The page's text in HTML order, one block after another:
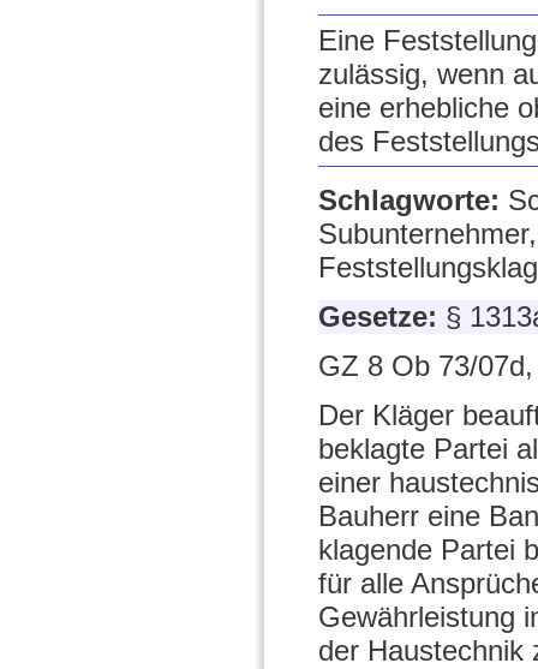
Eine
zulässig, wenn
eine erhebliche
des
Schlagworte:
Gesetze: §
GZ 8 Ob 73/
Der Kläger
beklagte Partei
einer
Bauherr eine
klagende Partei
für alle
Gewährleistung
der Haustechnik